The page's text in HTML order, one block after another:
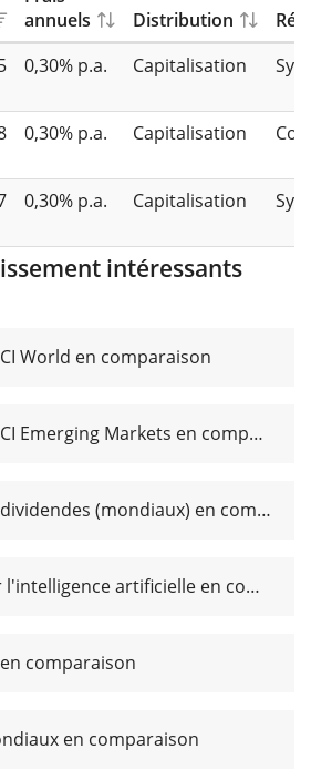
annuels
Distribution
0,30% p.a. Capitalisation
0,30% p.a. Capitalisation
0,30% p.a. Capitalisation
intéressants
World en comparaison
ETF MSCI Emerging Markets en comparaison
ETF de dividendes (mondiaux) en comparaison
ETF sur l'intelligence artificielle en comparaison
comparaison
en comparaison